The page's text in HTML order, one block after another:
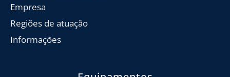
Empresa
Regiões de atuação
Informações